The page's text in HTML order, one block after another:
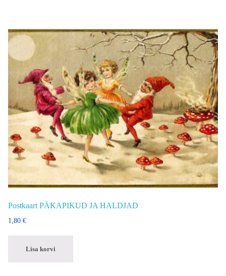
Postkaart PÄKAPIKUD JA HALDJAD
1,80 €
Lisa korvi